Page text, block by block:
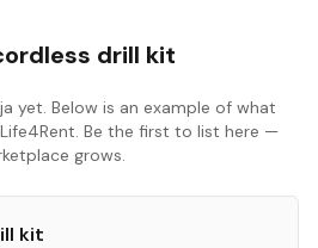
drill kit
yet. Below is an example of what
Be the first to list here —
grows.
kit